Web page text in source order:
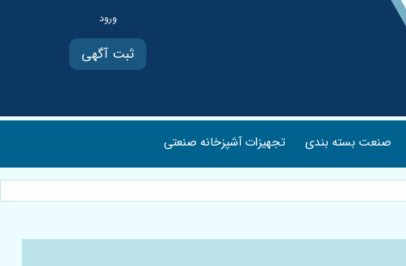
ثبت آگهی
صنعت بسته بندی تجهیزات آشپزخانه صنعتی